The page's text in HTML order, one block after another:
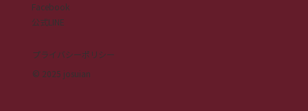
Facebook
公式LINE
プライバシーポリシー
© 2025 josuian